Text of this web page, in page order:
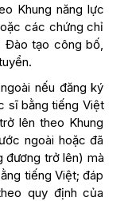
Khung năng lực
các chứng chỉ
Đào tạo công bố,
nếu đăng ký
sĩ bằng tiếng Việt
lên theo Khung
ngoài hoặc đã
đương trở lên) mà
tiếng Việt; đáp
quy định của